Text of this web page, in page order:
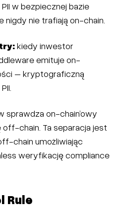
w bezpiecznej bazie
nigdy nie trafiają on-chain.
kiedy inwestor
emituje on-
– kryptograficzną
sprawdza on-chain’owy
off-chain. Ta separacja jest
chain umożliwiając
weryfikację compliance
Rule